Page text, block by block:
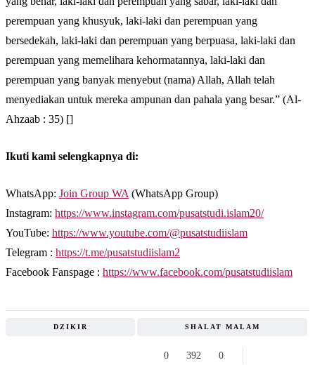
perempuan yang khusyuk, laki-laki dan perempuan yang
bersedekah, laki-laki dan perempuan yang berpuasa, laki-laki dan
perempuan yang memelihara kehormatannya, laki-laki dan
perempuan yang banyak menyebut (nama) Allah, Allah telah
menyediakan untuk mereka ampunan dan pahala yang besar.” (Al-
Ahzaab : 35) []
Ikuti kami selengkapnya di:
WhatsApp: Join Group WA (WhatsApp Group)
Instagram: https://www.instagram.com/pusatstudi.islam20/
YouTube: https://www.youtube.com/@pusatstudiislam
Telegram : https://t.me/pusatstudiislam2
Facebook Fanspage : https://www.facebook.com/pusatstudiislam
DZIKIR SHALAT MALAM
0 392 0